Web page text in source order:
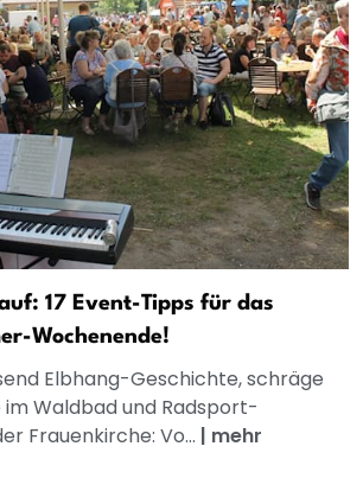
17 Event-Tipps für das
Wochenende!
Elbhang-Geschichte, schräge
Waldbad und Radsport-
Frauenkirche: Vo... | mehr